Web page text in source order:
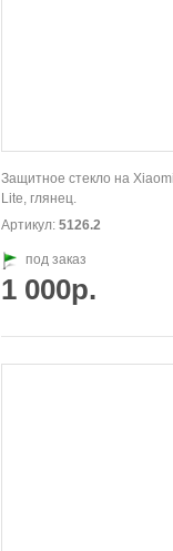
Защитное стекло на
Lite, глянец.
Артикул: 5126.2
под заказ
1 000р.